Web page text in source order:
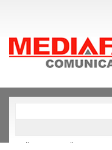
Căutare avansată